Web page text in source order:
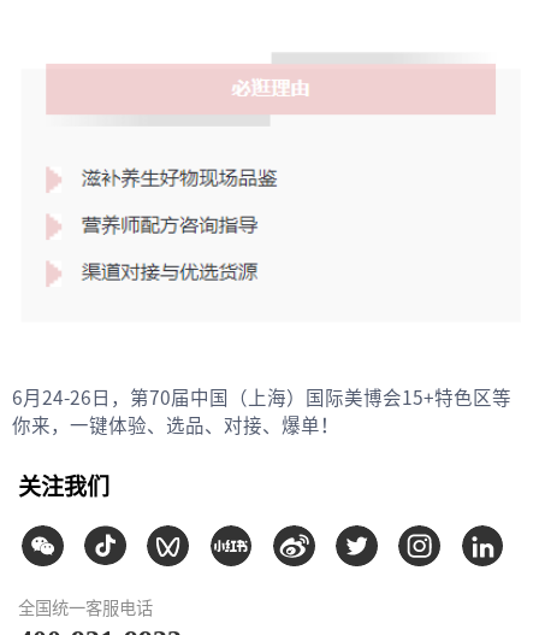
6月24-26日，第70届中国（上海）国际美博会15+特色区等
你来，一键体验、选品、对接、爆单！
关注我们
全国统一客服电话